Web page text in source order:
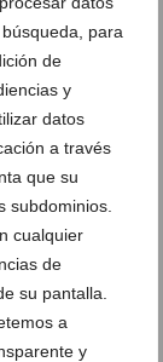
para
de
y
datos
a través
que su
subdominios.
cualquier
de
su pantalla.
a
y